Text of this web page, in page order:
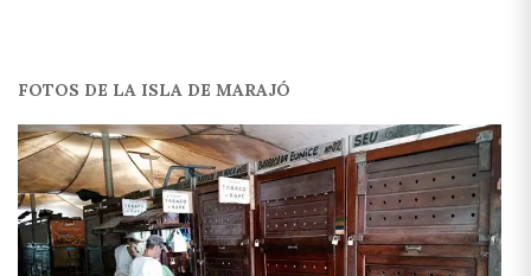
FOTOS DE LA ISLA DE MARAJÓ